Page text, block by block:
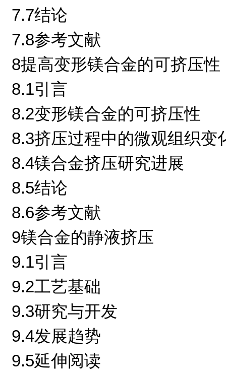
7.7结论
7.8参考文献
8提高变形镁合金的可挤压性
8.1引言
8.2变形镁合金的可挤压性
8.3挤压过程中的微观组织变
8.4镁合金挤压研究进展
8.5结论
8.6参考文献
9镁合金的静液挤压
9.1引言
9.2工艺基础
9.3研究与开发
9.4发展趋势
9.5延伸阅读